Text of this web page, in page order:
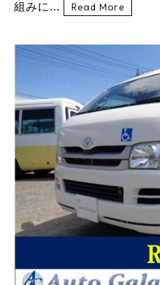
組みに...
Read More